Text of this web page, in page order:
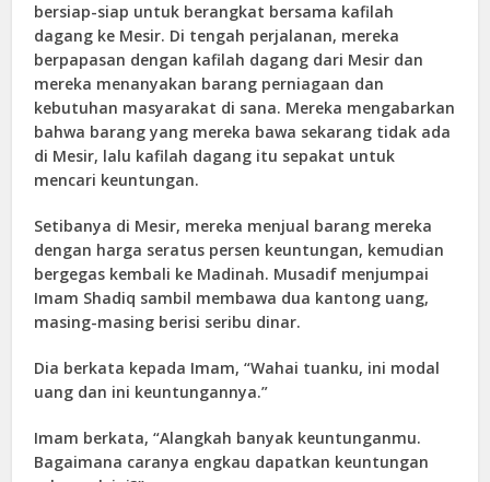
bersiap-siap untuk berangkat bersama kafilah
dagang ke Mesir. Di tengah perjalanan, mereka
berpapasan dengan kafilah dagang dari Mesir dan
mereka menanyakan barang perniagaan dan
kebutuhan masyarakat di sana. Mereka mengabarkan
bahwa barang yang mereka bawa sekarang tidak ada
di Mesir, lalu kafilah dagang itu sepakat untuk
mencari keuntungan.
Setibanya di Mesir, mereka menjual barang mereka
dengan harga seratus persen keuntungan, kemudian
bergegas kembali ke Madinah. Musadif menjumpai
Imam Shadiq sambil membawa dua kantong uang,
masing-masing berisi seribu dinar.
Dia berkata kepada Imam, “Wahai tuanku, ini modal
uang dan ini keuntungannya.”
Imam berkata, “Alangkah banyak keuntunganmu.
Bagaimana caranya engkau dapatkan keuntungan